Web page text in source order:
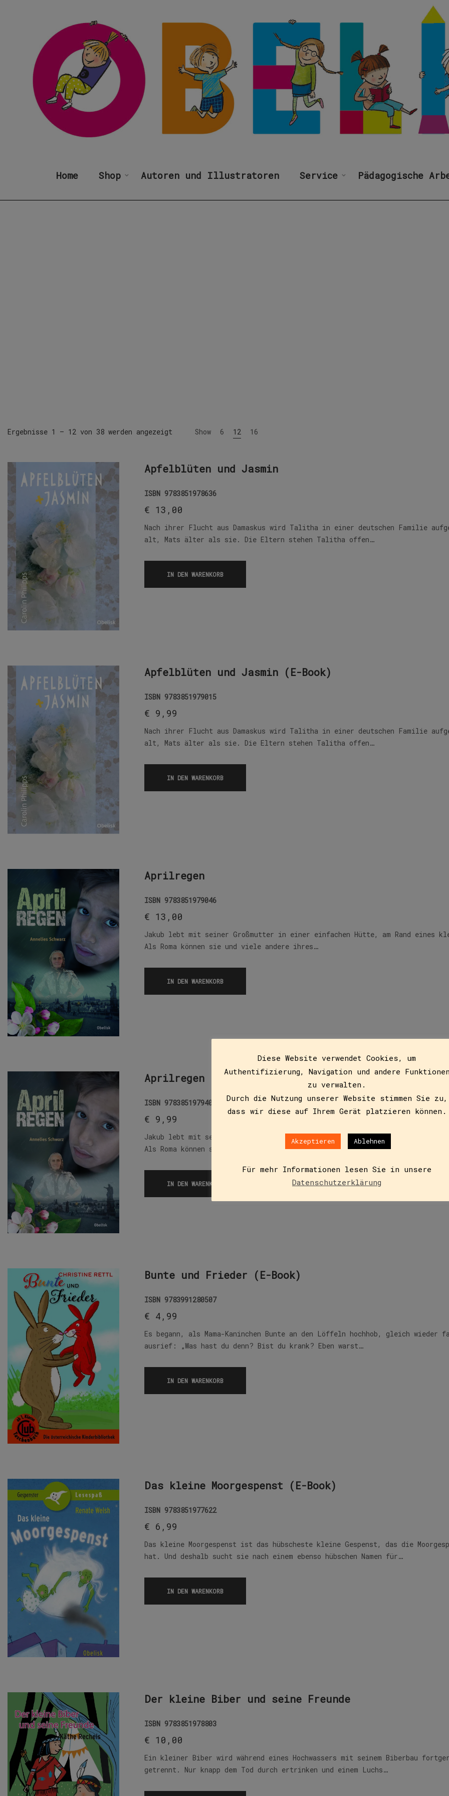
Home Shop Autoren und Illustratoren Service Pädagogische
Ergebnisse 1 – 12 von 38 werden angezeigt Show 6 12 16
Apfelblüten und Jasmin
ISBN 9783851978636
€ 13,00
Nach ihrer Flucht aus Damaskus wird Talitha in einer deutschen Familie
alt, Mats älter als sie. Die Eltern stehen Talitha offen…
IN DEN WARENKORB
Apfelblüten und Jasmin (E-Book)
ISBN 9783851979015
€ 9,99
Nach ihrer Flucht aus Damaskus wird Talitha in einer deutschen Familie
alt, Mats älter als sie. Die Eltern stehen Talitha offen…
IN DEN WARENKORB
Aprilregen
ISBN 9783851979046
€ 13,00
Jakub lebt mit seiner Großmutter in einer einfachen Hütte, am Rand eines
Als Roma können sie und viele andere ihres…
IN DEN WARENKORB
Aprilregen (E-Book)
ISBN 9783851979404
€ 9,99
Jakub lebt mit seiner Großmutter in einer einfachen Hütte, am Rand eines
Als Roma können sie und viele andere ihres…
IN DEN WARENKORB
Bunte und Frieder (E-Book)
ISBN 9783991280507
€ 4,99
Es begann, als Mama-Kaninchen Bunte an den Löffeln hochhob, gleich
ausrief: „Was hast du denn? Bist du krank? Eben warst…
IN DEN WARENKORB
Das kleine Moorgespenst (E-Book)
ISBN 9783851977622
€ 6,99
Das kleine Moorgespenst ist das hübscheste kleine Gespenst, das die
hat. Und deshalb sucht sie nach einem ebenso hübschen Namen für…
IN DEN WARENKORB
Der kleine Biber und seine Freunde
ISBN 9783851978803
€ 10,00
Ein kleiner Biber wird während eines Hochwassers mit seinem Biberbau
getrennt. Nur knapp dem Tod durch ertrinken und einem Luchs…
Diese Website verwendet Cookies, um
Authentifizierung, Navigation und andere Funktionen
zu verwalten.
Durch die Nutzung unserer Website stimmen Sie zu,
dass wir diese auf Ihrem Gerät platzieren können.
Akzeptieren Ablehnen
Für mehr Informationen lesen Sie in unsere
Datenschutzerklärung